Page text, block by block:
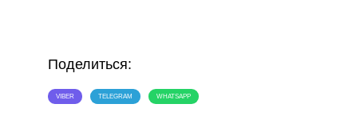
Поделиться:
VIBER TELEGRAM WHATSAPP